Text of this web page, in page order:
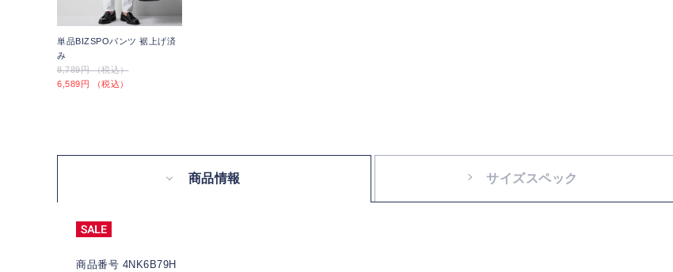
単品BIZSPOパンツ 裾上げ済
み
8,789円 （税込）
6,589円 （税込）
商品情報 サイズスペック
商品番号 4NK6B79H